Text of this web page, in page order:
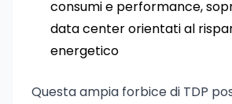
consumi e performance,
data center orientati al
energetico
Questa ampia forbice di TDP